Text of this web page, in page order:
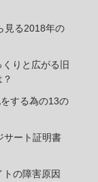
見る2018年の
りと広がる旧
する為の13の
サート証明書
の障害原因